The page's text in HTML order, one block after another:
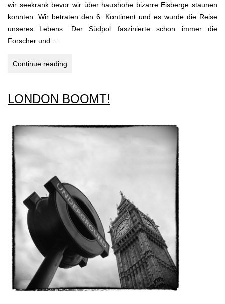
wir seekrank bevor wir über haushohe bizarre Eisberge staunen
konnten. Wir betraten den 6. Kontinent und es wurde die Reise
unseres Lebens. Der Südpol faszinierte schon immer die
Forscher und …
Continue reading
Südgeorgien,
Orkney
LONDON BOOMT!